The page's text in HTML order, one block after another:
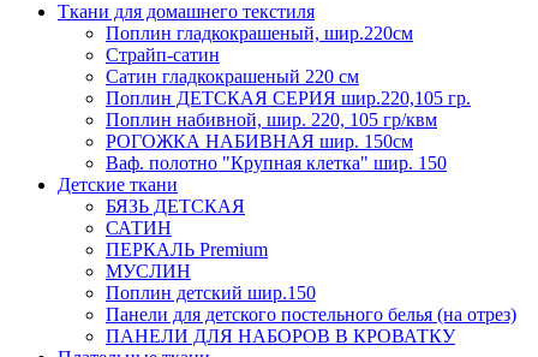
Ткани для домашнего текстиля
Поплин гладкокрашеный, шир.220см
Страйп-сатин
Сатин гладкокрашеный 220 см
Поплин ДЕТСКАЯ СЕРИЯ шир.220,105 гр.
Поплин набивной, шир. 220, 105 гр/квм
РОГОЖКА НАБИВНАЯ шир. 150см
Ваф. полотно "Крупная клетка" шир. 150
Детские ткани
БЯЗЬ ДЕТСКАЯ
САТИН
ПЕРКАЛЬ Premium
МУСЛИН
Поплин детский шир.150
Панели для детского постельного белья (на отрез)
ПАНЕЛИ ДЛЯ НАБОРОВ В КРОВАТКУ